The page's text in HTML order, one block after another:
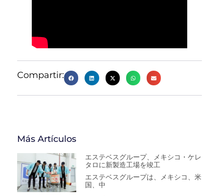
Compartir:
Más Artículos
エステベスグループ、メキシコ・ケレ
タロに新製造工場を竣工
エステベスグループは、メキシコ、米
国、中